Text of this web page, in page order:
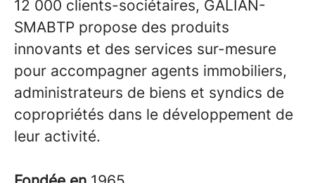
12 000 clients-sociétaires, GALIAN-
SMABTP propose des produits
innovants et des services sur-mesure
pour accompagner agents immobiliers,
administrateurs de biens et syndics de
copropriétés dans le développement de
leur activité.